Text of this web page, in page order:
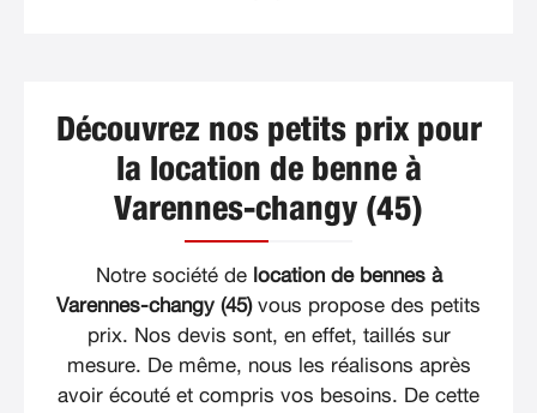
Découvrez nos petits prix pour
la location de benne à
Varennes-changy (45)
Notre société de location de bennes à
Varennes-changy (45)vous propose des petits
prix. Nos devis sont, en effet, taillés sur
mesure. De même, nous les réalisons après
avoir écouté et compris vos besoins. De cette